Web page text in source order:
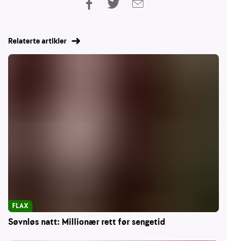
Relaterte artikler
Søvnløs natt: Millionær rett før sengetid
FLAX